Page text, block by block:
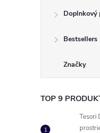
Doplnkový
Bestsellers
Značky
TOP 9
Tesori